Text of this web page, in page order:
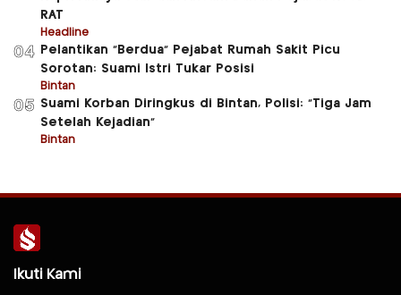
RAT
Headline
04
Pelantikan “Berdua” Pejabat Rumah Sakit Picu
Sorotan: Suami Istri Tukar Posisi
Bintan
05 Suami Korban Diringkus di Bintan, Polisi: “Tiga Jam
Setelah Kejadian”
Bintan
Ikuti Kami